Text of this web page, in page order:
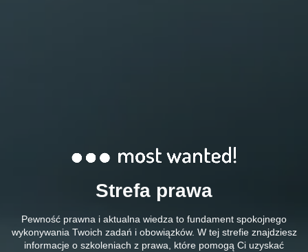
Strefa prawa
Pewność prawna i aktualna wiedza to fundament spokojnego
wykonywania Twoich zadań i obowiązków. W tej strefie znajdziesz
informacje o szkoleniach z prawa, które pomogą Ci uzyskać